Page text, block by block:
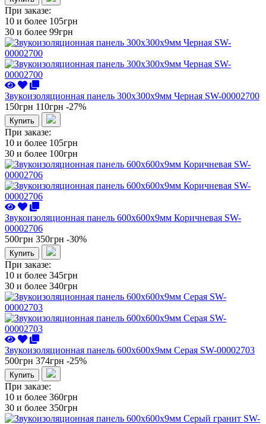
При заказе:
10 и более 105грн
30 и более 99грн
Звукоизоляционная панель 300х300х9мм Черная SW-00002700
150грн 110грн -27%
Купить
При заказе:
10 и более 105грн
30 и более 100грн
Звукоизоляционная панель 600х600х9мм Коричневая SW-
00002706
500грн 350грн -30%
Купить
При заказе:
10 и более 345грн
30 и более 340грн
Звукоизоляционная панель 600х600х9мм Серая SW-00002703
500грн 374грн -25%
Купить
При заказе:
10 и более 360грн
30 и более 350грн